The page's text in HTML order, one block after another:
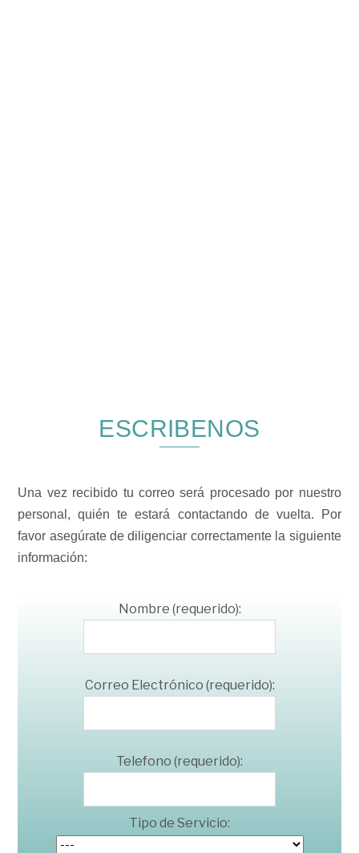
ESCRIBENOS
Una vez recibido tu correo será procesado por nuestro
personal, quién te estará contactando de vuelta. Por
favor asegúrate de diligenciar correctamente la siguiente
información:
Nombre (requerido):
Correo Electrónico (requerido):
Telefono (requerido):
Tipo de Servicio: